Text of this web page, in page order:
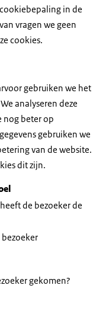
in de
vragen we geen
cookies.
gebruiken we het
analyseren deze
nog beter op
gebruiken we
van de website.
dit zijn.
de bezoeker de
gekomen?